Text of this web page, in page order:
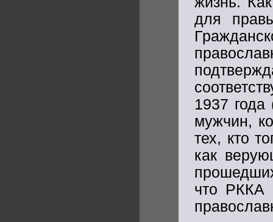
для
1937 года
мужчин,
тех, кто
как
что РККА